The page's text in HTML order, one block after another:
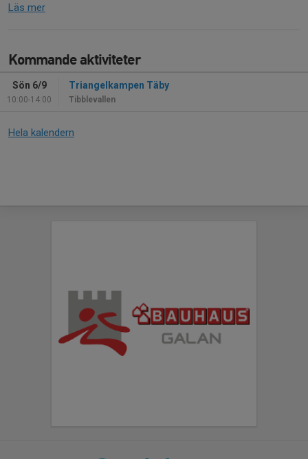
Läs mer
Kommande aktiviteter
Sön 6/9
10:00-14:00
Triangelkampen Täby
Tibblevallen
Hela kalendern